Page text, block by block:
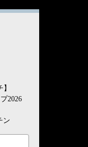
2026
ン